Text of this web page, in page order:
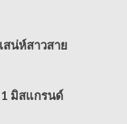
สน่ห์สาวสาย
มิสแกรนด์